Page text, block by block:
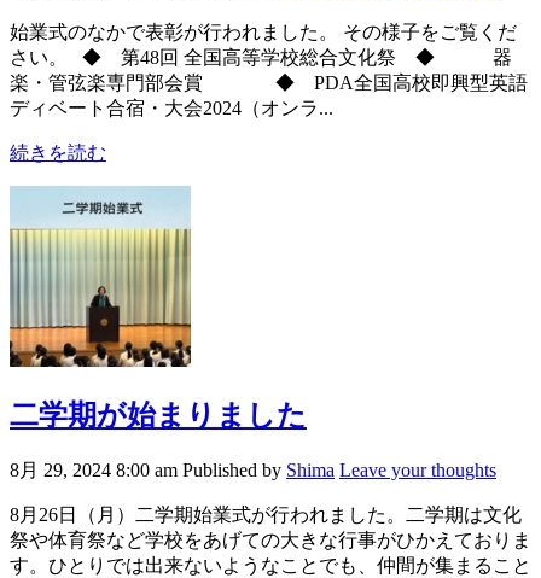
始業式のなかで表彰が行われました。 その様子をご覧くだ
さい。 ◆ 第48回 全国高等学校総合文化祭 ◆ 器
楽・管弦楽専門部会賞 ◆ PDA全国高校即興型英語
ディベート合宿・大会2024（オンラ...
続きを読む
二学期が始まりました
8月 29, 2024 8:00 am Published by Shima Leave your thoughts
8月26日（月）二学期始業式が行われました。二学期は文化
祭や体育祭など学校をあげての大きな行事がひかえておりま
す。ひとりでは出来ないようなことでも、仲間が集まること